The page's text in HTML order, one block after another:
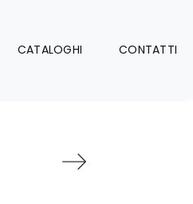
CATALOGHI CONTATTI